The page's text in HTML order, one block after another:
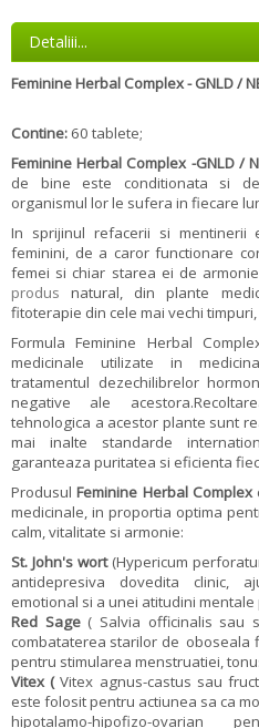
Detaliii...
Feminine Herbal Complex - GNLD /
Contine: 60 tablete;
Feminine Herbal Complex -GNLD /
de bine este conditionata si
organismul lor le sufera in fiecare
In sprijinul refacerii si mentinerii
feminini, de a caror functionare
femei si chiar starea ei de
produs natural, din plante
fitoterapie din cele mai vechi
Formula Feminine Herbal
medicinale utilizate in
tratamentul dezechilibrelor
negative ale
tehnologica a acestor plante sunt
mai inalte standarde
garanteaza puritatea si eficienta
ProdusulFeminine Herbal Complex
medicinale, in proportia optima
calm, vitalitate si armonie:
St. John's wort(Hypericum
antidepresiva dovedita clinic,
emotional si a unei atitudini mentale
Red Sage( Salvia officinalis sau
combataterea starilor de oboseala
pentru stimularea menstruatiei,
Vitex (Vitex agnus-castus sau
este folosit pentru actiunea sa ca
hipotalamo-hipofizo-ovarian